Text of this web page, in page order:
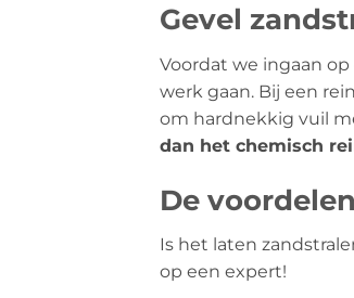
Gevel
Voordat we ingaan op
werk gaan. Bij een
om hardnekkig vuil
dan het chemisch
De
Is het laten
op een expert!